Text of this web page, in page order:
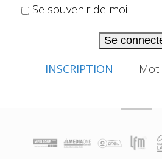
Se souvenir de moi
Se
INSCRIPTION Mot